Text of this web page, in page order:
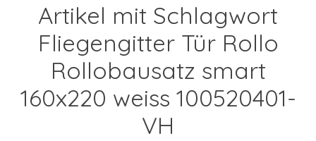
Artikel mit Schlagwort
Fliegengitter Tür Rollo
Rollobausatz smart
160x220 weiss 100520401-
VH